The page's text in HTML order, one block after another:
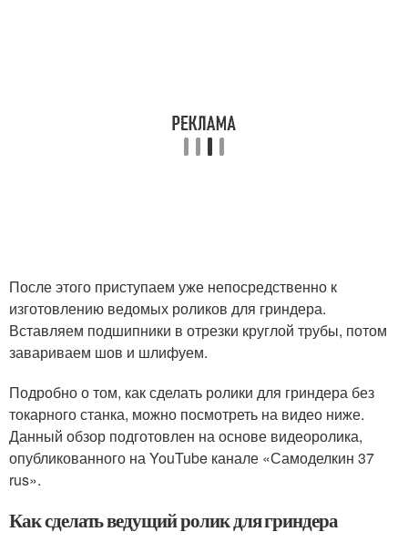
После этого приступаем уже непосредственно к
изготовлению ведомых роликов для гриндера.
Вставляем подшипники в отрезки круглой трубы, потом
завариваем шов и шлифуем.
Подробно о том, как сделать ролики для гриндера без
токарного станка, можно посмотреть на видео ниже.
Данный обзор подготовлен на основе видеоролика,
опубликованного на YouTube канале «Самоделкин 37
rus».
Как сделать ведущий ролик для гриндера